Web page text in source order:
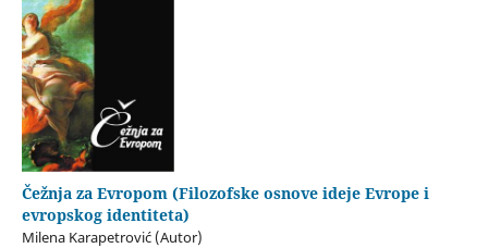
Čežnja za Evropom (Filozofske osnove ideje Evrope i
evropskog identiteta)
Milena Karapetrović (Autor)